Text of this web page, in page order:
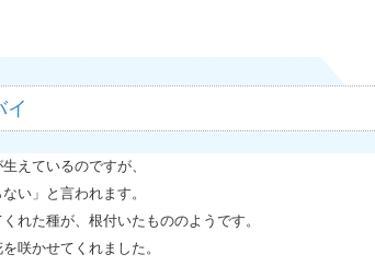
えているのですが、
い」と言われます。
れた種が、根付いたもののようです。
咲かせてくれました。